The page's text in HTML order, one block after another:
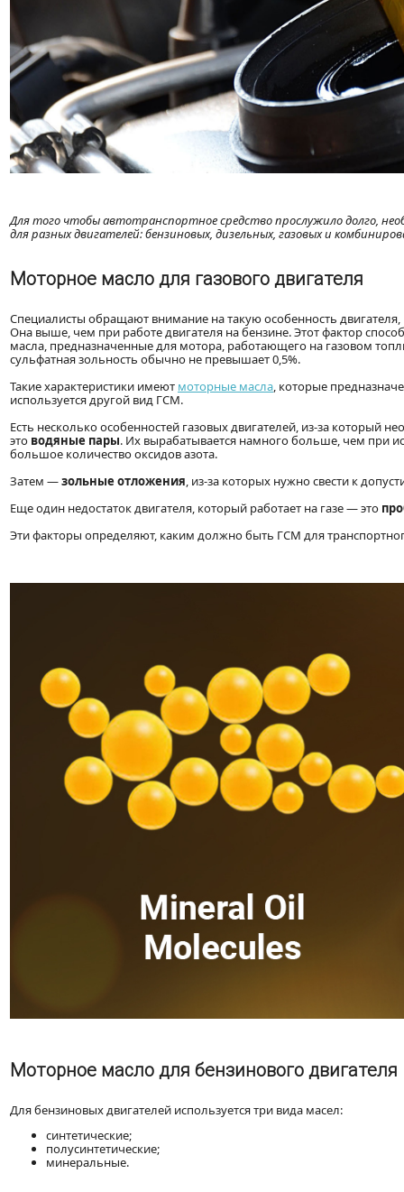
Для того чтобы автотранспортное средство прослужило долго,
для разных двигателей: бензиновых, дизельных, газовых и
Моторное масло для газового двигателя
Специалисты обращают внимание на такую особенность
Она выше, чем при работе двигателя на бензине. Этот фактор
масла, предназначенные для мотора, работающего на газовом
сульфатная зольность обычно не превышает 0,5%.
Такие характеристики имеют моторные масла, которые
используется другой вид ГСМ.
Есть несколько особенностей газовых двигателей, из-за который
это водяные пары. Их вырабатывается намного больше, чем при
большое количество оксидов азота.
Затем —зольные отложения, из-за которых нужно свести к
Еще один недостаток двигателя, который работает на газе — это
Эти факторы определяют, каким должно быть ГСМ для
Моторное масло для бензинового двигателя
Для бензиновых двигателей используется три вида масел:
синтетические;
полусинтетические;
минеральные.